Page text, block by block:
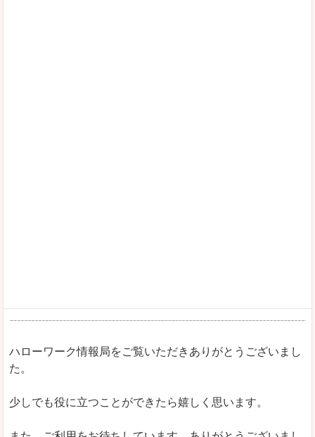
ハローワーク情報局をご覧いただきありがとうございまし
た。
少しでも役に立つことができたら嬉しく思います。